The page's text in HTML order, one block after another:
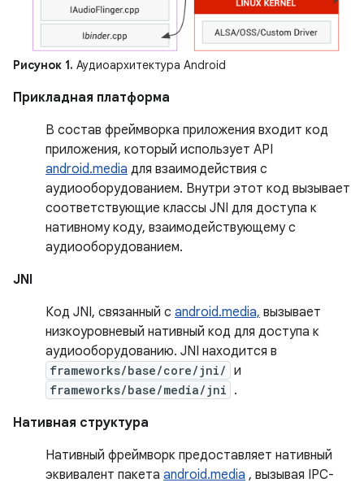
Рисунок 1. Аудиоархитектура Android
Прикладная платформа
В состав фреймворка приложения входит код
приложения, который использует API
android.media для взаимодействия с
аудиооборудованием. Внутри этот код вызывает
соответствующие классы JNI для доступа к
нативному коду, взаимодействующему с
аудиооборудованием.
JNI
Код JNI, связанный с android.media, вызывает
низкоуровневый нативный код для доступа к
аудиооборудованию. JNI находится в
frameworks/base/core/jni/ и
frameworks/base/media/jni .
Нативная структура
Нативный фреймворк предоставляет нативный
эквивалент пакета android.media , вызывая IPC-